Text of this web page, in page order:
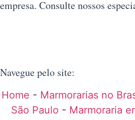
empresa. Consulte nossos
Navegue pelo site:
Home - Marmorarias no
São Paulo - Marmoraria